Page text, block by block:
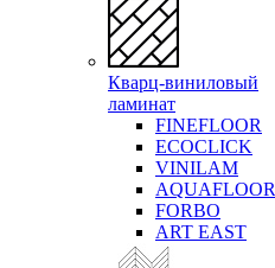
Кварц-виниловый
ламинат
FINEFLOOR
ECOCLICK
VINILAM
AQUAFLOOR
FORBO
ART EAST